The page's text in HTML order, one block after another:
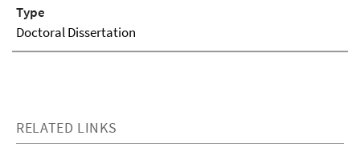
Type
Doctoral Dissertation
RELATED LINKS